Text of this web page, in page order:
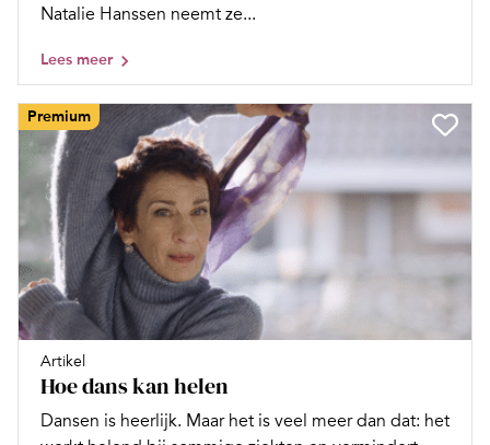
Natalie Hanssen neemt ze...
Lees meer
Premium
Artikel
Hoe dans kan helen
Dansen is heerlijk. Maar het is veel meer dan dat: het